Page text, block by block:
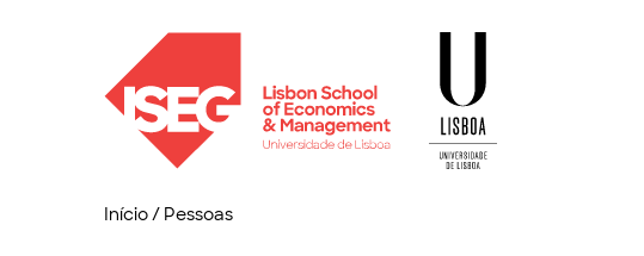
Início/ Pessoas